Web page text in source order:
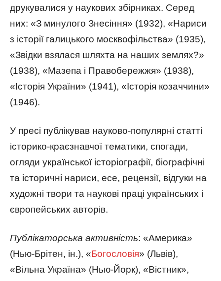
друкувалися у наукових збірниках. Серед
них: «З минулого Знесіння» (1932), «Нариси
з історії галицького москвофільства» (1935),
«Звідки взялася шляхта на наших землях?»
(1938), «Мазепа і Правобережжя» (1938),
«Історія України» (1941), «Історія козаччини»
(1946).
У пресі публікував науково-популярні статті
історико-краєзнавчої тематики, спогади,
огляди української історіографії, біографічні
та історичні нариси, есе, рецензії, відгуки на
художні твори та наукові праці українських і
європейських авторів.
Публікаторська активність: «Америка»
(Нью-Брітен, ін.), «Богословія» (Львів),
«Вільна Україна» (Нью-Йорк), «Вістник»,